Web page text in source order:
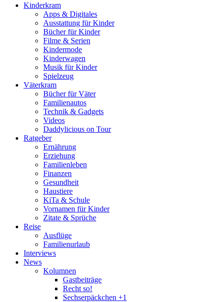
Kinderkram
Apps & Digitales
Ausstattung für Kinder
Bücher für Kinder
Filme & Serien
Kindermode
Kinderwagen
Musik für Kinder
Spielzeug
Väterkram
Bücher für Väter
Familienautos
Technik & Gadgets
Videos
Daddylicious on Tour
Ratgeber
Ernährung
Erziehung
Familienleben
Finanzen
Gesundheit
Haustiere
KiTa & Schule
Vornamen für Kinder
Zitate & Sprüche
Reise
Ausflüge
Familienurlaub
Interviews
News
Kolumnen
Gastbeiträge
Recht so!
Sechserpäckchen +1